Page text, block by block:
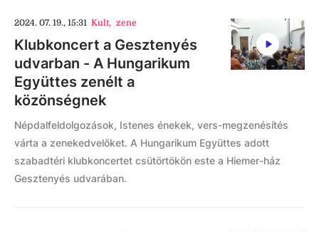
2024. 07. 19., 15:31 Kult, zene
Klubkoncert a Gesztenyés
udvarban - A Hungarikum
Együttes zenélt a
közönségnek
Népdalfeldolgozások, Istenes énekek, vers-megzenésítés
várta a zenekedvelőket. A Hungarikum Együttes adott
szabadtéri klubkoncertet csütörtökön este a Hiemer-ház
Gesztenyés udvarában.